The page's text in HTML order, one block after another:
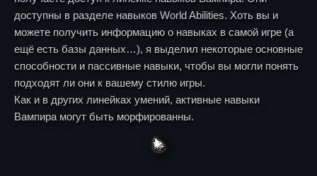
доступны в разделе навыков World Abilities. Хоть вы и
можете получить информацию о навыках в самой игре (а
ещё есть базы данных…), я выделил некоторые основные
способности и пассивные навыки, чтобы вы могли понять
подходят ли они к вашему стилю игры.
Как и в других линейках умений, активные навыки
Вампира могут быть морфированны.